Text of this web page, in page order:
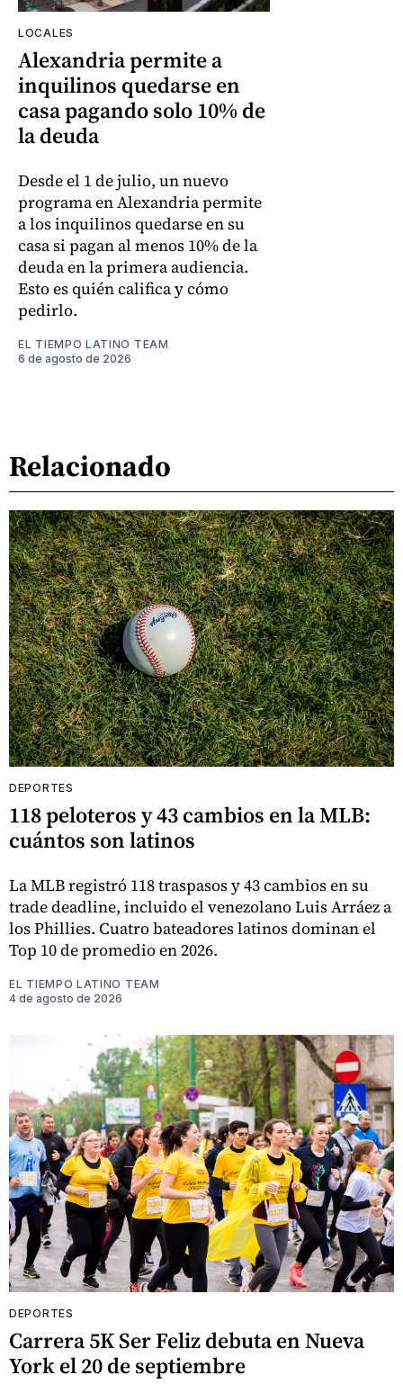
LOCALES
Alexandria permite a
inquilinos quedarse en
casa pagando solo 10% de
la deuda
Desde el 1 de julio, un nuevo
programa en Alexandria permite
a los inquilinos quedarse en su
casa si pagan al menos 10% de la
deuda en la primera audiencia.
Esto es quién califica y cómo
pedirlo.
EL TIEMPO LATINO TEAM
6 de agosto de 2026
Relacionado
DEPORTES
118 peloteros y 43 cambios en la MLB:
cuántos son latinos
La MLB registró 118 traspasos y 43 cambios en su
trade deadline, incluido el venezolano Luis Arráez a
los Phillies. Cuatro bateadores latinos dominan el
Top 10 de promedio en 2026.
EL TIEMPO LATINO TEAM
4 de agosto de 2026
DEPORTES
Carrera 5K Ser Feliz debuta en Nueva
York el 20 de septiembre